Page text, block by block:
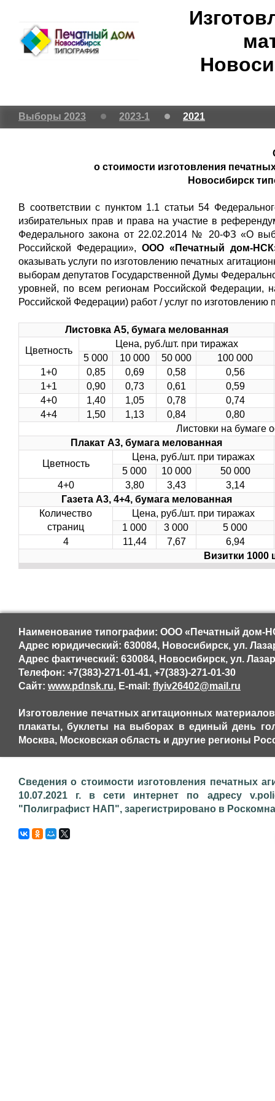
Выборы 2023 2023-1 2021
о стоимости изготовления
Новосибирск
В соответствии с пунктом 1.1 статьи 54
избирательных прав и права на участие в
Федерального закона от 22.02.2014 № 20-ФЗ «О
Российской Федерации», ООО «Печатный дом-
оказывать услуги по изготовлению печатных
выборам депутатов Государственной Думы
уровней, по всем регионам Российской Федерации,
Российской Федерации) работ / услуг по
Листовка А5, бумага мелованная
Цветность
Цена, руб./шт. при тиражах
5 000
10 000 50 000
100 000
1+0
0,85 0,69 0,58
0,56
1+1
0,90 0,73 0,61
0,59
4+0
1,40 1,05 0,78
0,74
4+4
1,50 1,13 0,84
0,80
Листовки на бумаге
Плакат А3, бумага мелованная
Цветность
Цена, руб./шт. при тиражах
5 000
10 000
50 000
4+0
3,80 3,43
3,14
Газета А3, 4+4, бумага мелованная
Количество
страниц
Цена, руб./шт. при тиражах
1 000
3 000
5 000
4
11,44 7,67
6,94
Визитки 1000
Наименование типографии: ООО «Печатный дом-
Адрес юридический: 630084, Новосибирск, ул.
Адрес фактический: 630084, Новосибирск, ул.
Телефон: +7(383)-271-01-41, +7(383)-271-01-30
Сайт: www.pdnsk.ru, E-mail: flyiv26402@mail.ru
Изготовление печатных агитационных
плакаты, буклеты на выборах в единый день
Москва, Московская область и другие регионы
Сведения о стоимости изготовления печатных
10.07.2021 г. в сети интернет по адресу
"Полиграфист НАП", зарегистрировано в